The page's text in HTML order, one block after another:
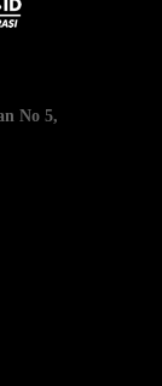
No 5,